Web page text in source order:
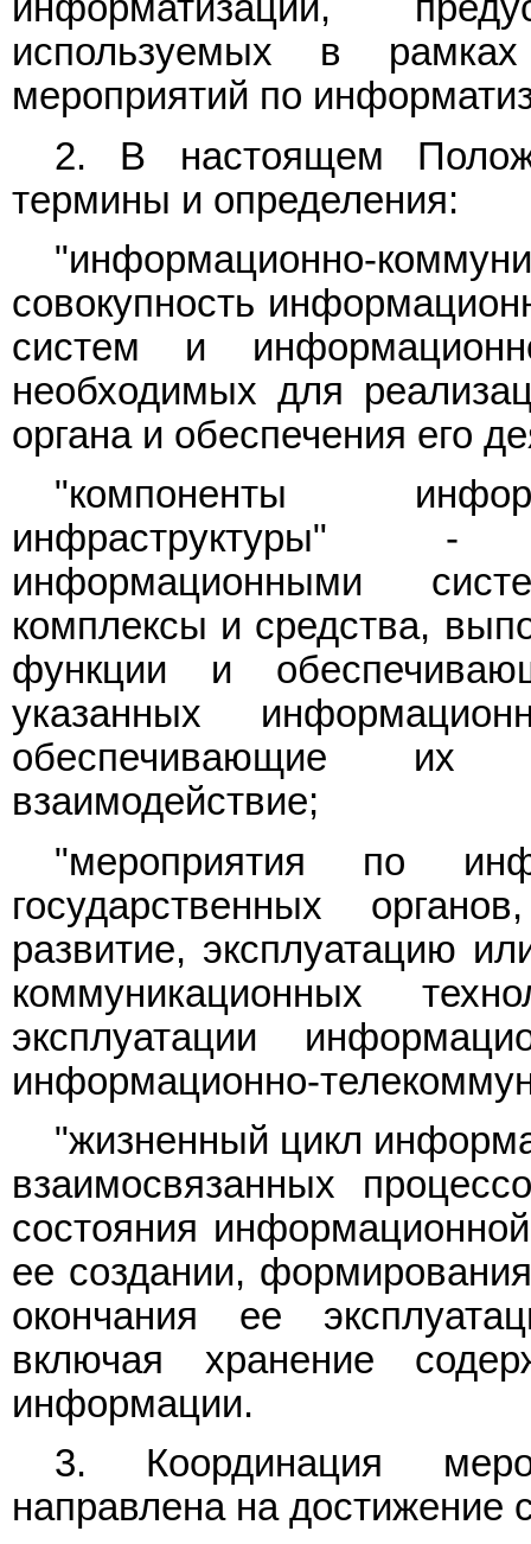
используемых в
мероприятий по
2. В настоящем
термины и определения:
"информационно-
совокупность
систем и
необходимых для
органа и обеспечения его
"компоненты
инфраструктуры" -
информационными
комплексы и средства,
функции и
указанных
обеспечивающие их
взаимодействие;
"мероприятия по
государственных
развитие, эксплуатацию
коммуникационных
эксплуатации
информационно-
"жизненный цикл
взаимосвязанных
состояния
ее создании,
окончания ее
включая хранение
информации.
3. Координация
направлена на достижение